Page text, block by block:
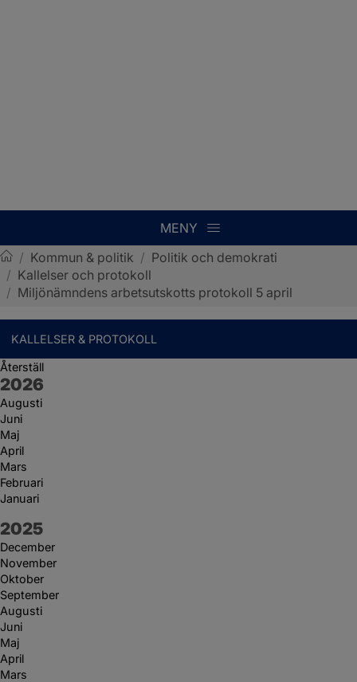
MENY
Sotenäs kommun
/ Kommun & politik / Politik och demokrati
/ Kallelser och protokoll
/ Miljönämndens arbetsutskotts protokoll 5 april
KALLELSER & PROTOKOLL
Återställ
År:
2026
Augusti
Juni
Maj
April
Mars
Februari
Januari
År:
2025
December
November
Oktober
September
Augusti
Juni
Maj
April
Mars